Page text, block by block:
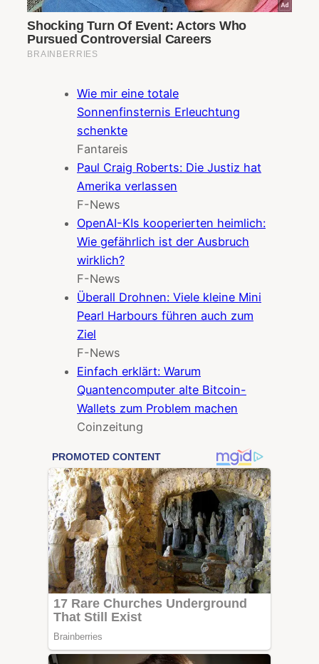
Wie mir eine totale
Sonnenfinsternis Erleuchtung
schenkte
Fantareis
Paul Craig Roberts: Die Justiz hat
Amerika verlassen
F-News
OpenAI-KIs kooperierten heimlich:
Wie gefährlich ist der Ausbruch
wirklich?
F-News
Überall Drohnen: Viele kleine Mini
Pearl Harbours führen auch zum
Ziel
F-News
Einfach erklärt: Warum
Quantencomputer alte Bitcoin-
Wallets zum Problem machen
Coinzeitung